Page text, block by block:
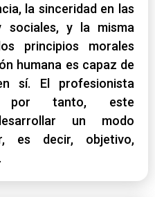
la sinceridad en las
sociales, y la misma
principios morales
humana es capaz de
sí. El profesionista
por tanto, este
un modo
es decir, objetivo,